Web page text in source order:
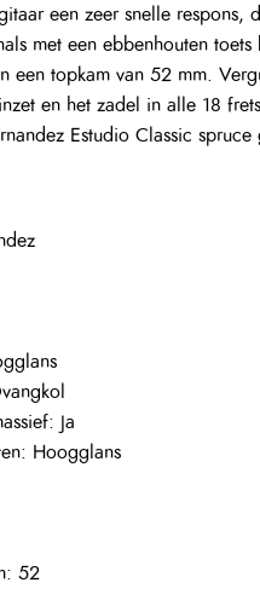
een zeer snelle
met een ebbenhouten
een topkam van 52 mm.
en het zadel in alle 18
Estudio Classic
Ja
Hoogglans
52